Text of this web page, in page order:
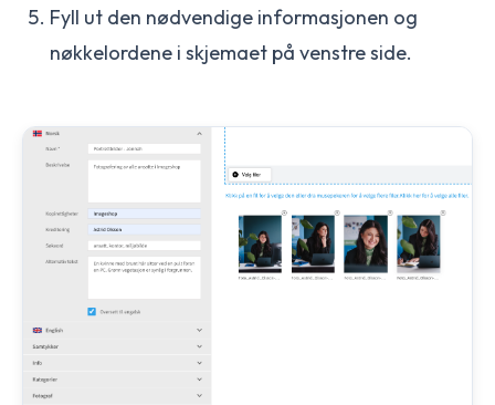
Fyll ut den nødvendige informasjonen og
nøkkelordene i skjemaet på venstre side.